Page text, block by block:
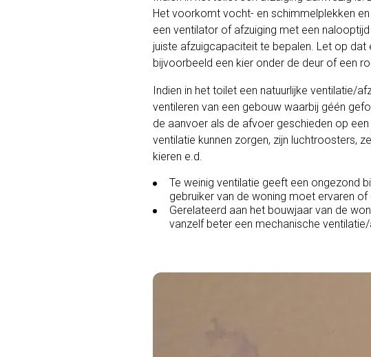
Het voorkomt vocht- en schimmelplekken
een ventilator of afzuiging met een
juiste afzuigcapaciteit te bepalen. Let op
bijvoorbeeld een kier onder de deur of een
Indien in het toilet een natuurlijke ventilatie/
ventileren van een gebouw waarbij géén
de aanvoer als de afvoer geschieden op
ventilatie kunnen zorgen, zijn luchtroosters,
kieren e.d.
Te weinig ventilatie geeft een ongezond
gebruiker van de woning moet ervaren
Gerelateerd aan het bouwjaar van de
vanzelf beter een mechanische